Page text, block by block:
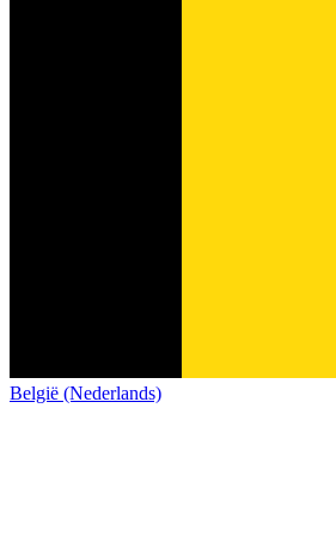
België (Nederlands)